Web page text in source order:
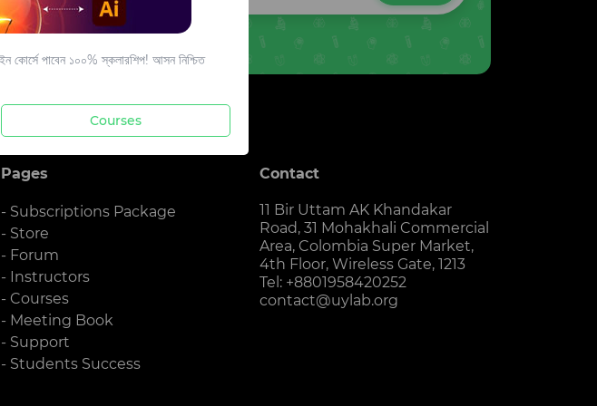
Pages
- Subscriptions Package
- Store
- Forum
- Instructors
- Courses
- Meeting Book
- Support
- Students Success
Contact
11 Bir Uttam AK Khandakar
Road, 31 Mohakhali Commercial
Area, Colombia Super Market,
4th Floor, Wireless Gate, 1213
Tel: +8801958420252
contact@uylab.org
পাবেন ১০০% স্কলারশিপ! আসন নিশ্চিত
Courses